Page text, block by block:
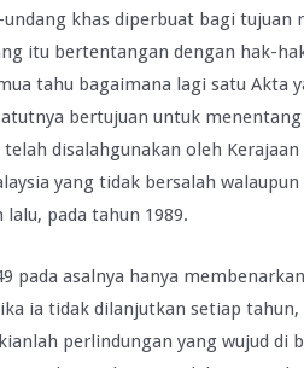
khas diperbuat bagi tujuan
itu bertentangan dengan hak-
tahu bagaimana lagi satu Akta
bertujuan untuk
disalahgunakan oleh
yang tidak bersalah
pada tahun 1989.
pada asalnya hanya
ia tidak dilanjutkan setiap
perlindungan yang wujud di